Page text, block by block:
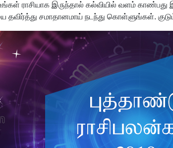
ராசியாக இருந்தால் கல்வியில் வளம் காண்பது
சமாதானமாய் நடந்து கொள்ளுங்கள்.